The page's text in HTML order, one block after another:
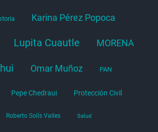
Karina Pérez Popoca
Lupita Cuautle MORENA
Omar Muñoz PAN
Pepe Chedraui Protección Civil
Roberto Solís Valles Salud